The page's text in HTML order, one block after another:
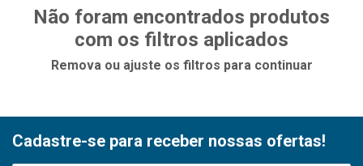
Não foram encontrados produtos
com os filtros aplicados
Remova ou ajuste os filtros para continuar
Cadastre-se para receber nossas ofertas!